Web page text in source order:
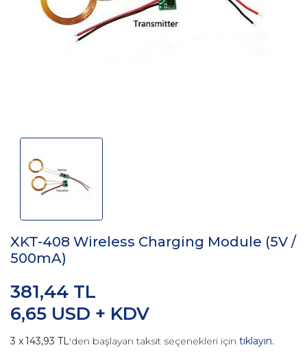
XKT-408 Wireless Charging Module (5V /
500mA)
6,65 USD + KDV
381,44 TL
143,93 TL'den başlayan taksit seçenekleri için tıklayın.